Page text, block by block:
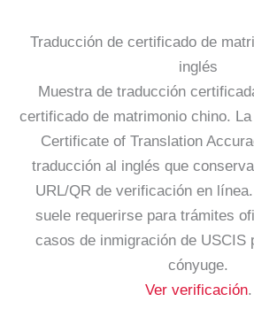
Traducción de certificado de
inglés
Muestra de traducción
certificado de matrimonio chino.
Certificate of Translation
traducción al inglés que
URL/QR de verificación en
suele requerirse para trámites
casos de inmigración de USCIS
cónyuge.
Ver verificación.